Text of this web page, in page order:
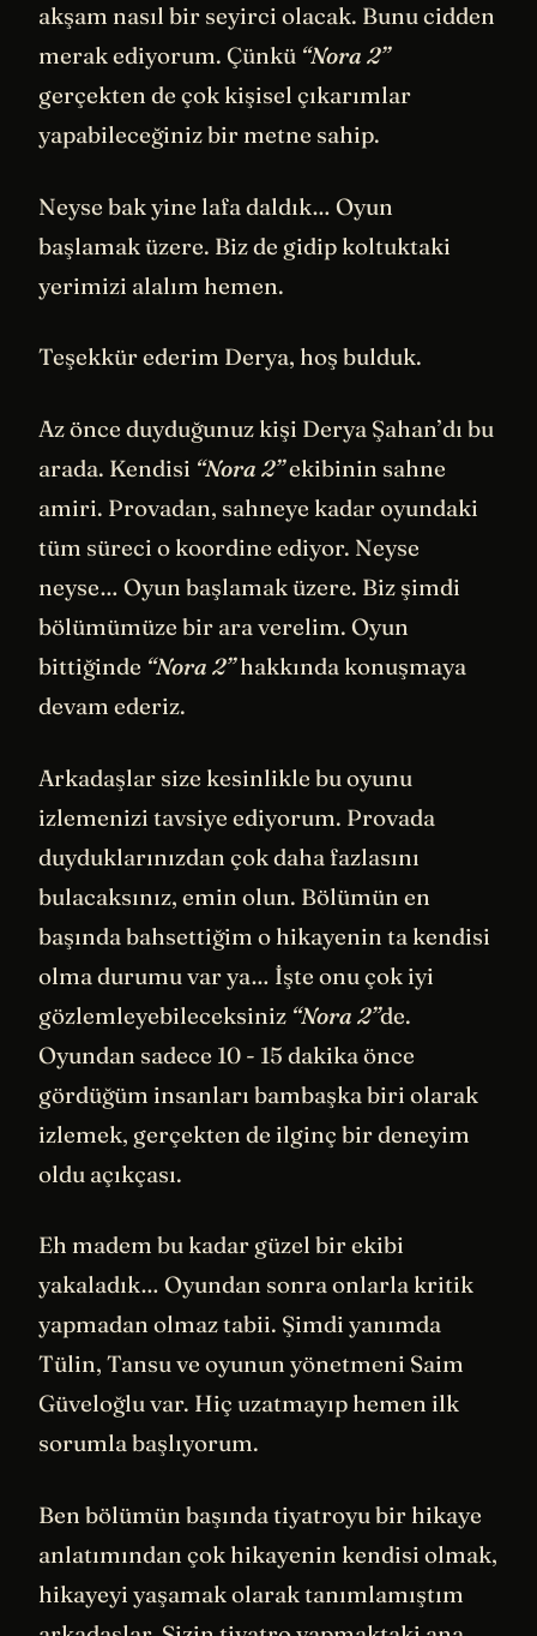
akşam nasıl bir seyirci olacak. Bunu cidden
merak ediyorum. Çünkü “Nora 2”
gerçekten de çok kişisel çıkarımlar
yapabileceğiniz bir metne sahip.
Neyse bak yine lafa daldık… Oyun
başlamak üzere. Biz de gidip koltuktaki
yerimizi alalım hemen.
Teşekkür ederim Derya, hoş bulduk.
Az önce duyduğunuz kişi Derya Şahan’dı bu
arada. Kendisi “Nora 2”ekibinin sahne
amiri. Provadan, sahneye kadar oyundaki
tüm süreci o koordine ediyor. Neyse
neyse… Oyun başlamak üzere. Biz şimdi
bölümümüze bir ara verelim. Oyun
bittiğinde “Nora 2”hakkında konuşmaya
devam ederiz.
Arkadaşlar size kesinlikle bu oyunu
izlemenizi tavsiye ediyorum. Provada
duyduklarınızdan çok daha fazlasını
bulacaksınız, emin olun. Bölümün en
başında bahsettiğim o hikayenin ta kendisi
olma durumu var ya… İşte onu çok iyi
gözlemleyebileceksiniz “Nora 2”de.
Oyundan sadece 10 - 15 dakika önce
gördüğüm insanları bambaşka biri olarak
izlemek, gerçekten de ilginç bir deneyim
oldu açıkçası.
Eh madem bu kadar güzel bir ekibi
yakaladık… Oyundan sonra onlarla kritik
yapmadan olmaz tabii. Şimdi yanımda
Tülin, Tansu ve oyunun yönetmeni Saim
Güveloğlu var. Hiç uzatmayıp hemen ilk
sorumla başlıyorum.
Ben bölümün başında tiyatroyu bir hikaye
anlatımından çok hikayenin kendisi olmak,
hikayeyi yaşamak olarak tanımlamıştım